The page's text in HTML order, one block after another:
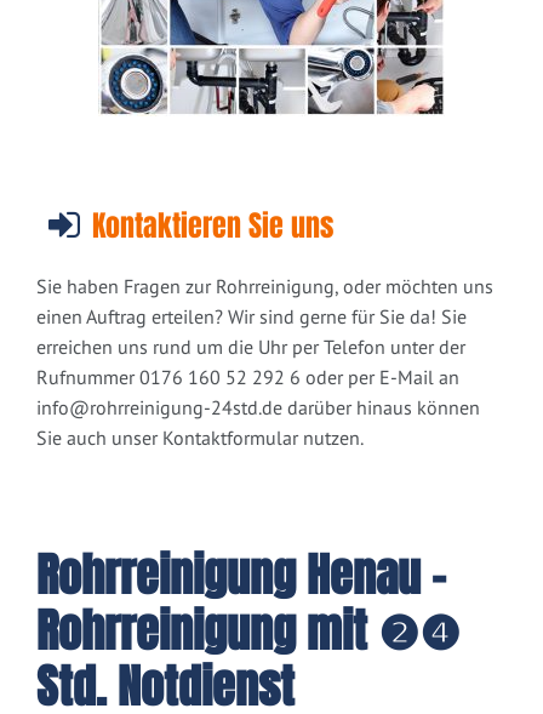
Kontaktieren Sie uns
Sie haben Fragen zur Rohrreinigung, oder möchten uns
einen Auftrag erteilen? Wir sind gerne für Sie da! Sie
erreichen uns rund um die Uhr per Telefon unter der
Rufnummer 0176 160 52 292 6 oder per E-Mail an
info@rohrreinigung-24std.de darüber hinaus können
Sie auch unser Kontaktformular nutzen.
Rohrreinigung Henau -
Rohrreinigung mit ❷❹
Std. Notdienst